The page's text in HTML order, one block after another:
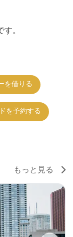
。
を借りる
を予約する
もっと見る